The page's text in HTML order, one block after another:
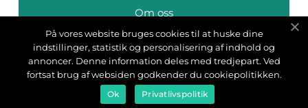
Om oss
Cookies
Kontakta oss
Sitemap
På vores website bruges cookies til at huske dine
indstillinger, statistik og personalisering af indhold og
annoncer. Denne information deles med tredjepart. Ved
fortsat brug af websiden godkender du cookiepolitikken.
Ok Privatlivspolitik